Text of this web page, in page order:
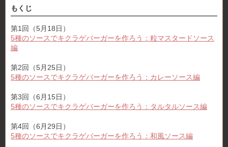
もくじ
第1回（5月18日）
5種のソースでキクラゲバーガーを作ろう：粒マスタードソース
編
第2回（5月25日）
5種のソースでキクラゲバーガーを作ろう：カレーソース編
第3回（6月15日）
5種のソースでキクラゲバーガーを作ろう：タルタルソース編
第4回（6月29日）
5種のソースでキクラゲバーガーを作ろう：和風ソース編